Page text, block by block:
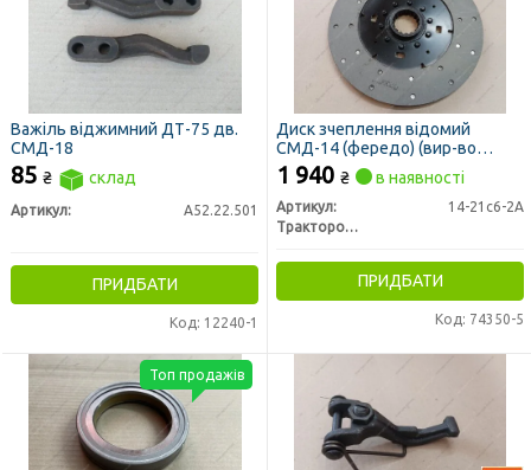
Важіль віджимний ДТ-75 дв.
СМД-18
85 ₴ склад
Артикул: А52.22.501
ПРИДБАТИ
Код: 12240-1
Диск зчеплення відомий
СМД-14 (фередо) (вир-во
Лозова)
1 940 ₴ в наявності
Артикул:
14-21с6-2А
Трактородеталь г. Лозовая
ПРИДБАТИ
Код: 74350-5
Топ продажів